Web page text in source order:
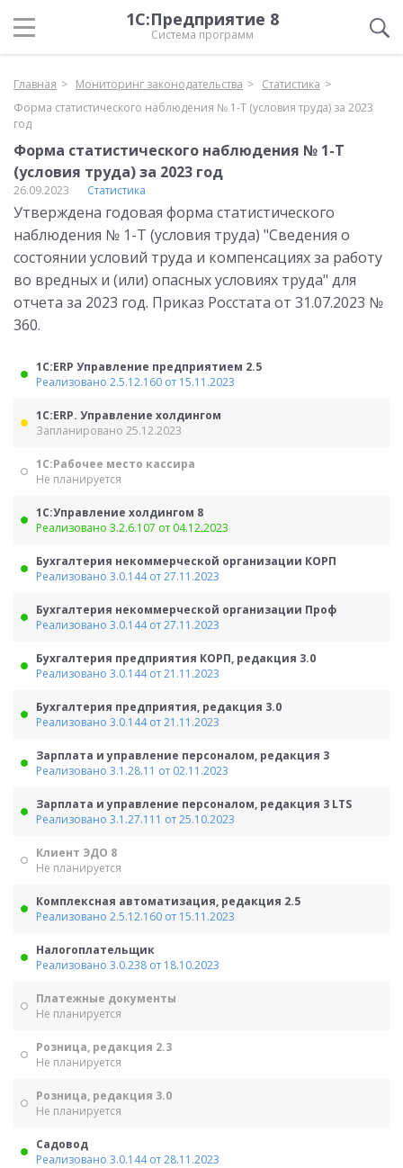
1С:Предприятие 8
Система программ
Главная Мониторинг законодательства
Статистика
Форма статистического наблюдения № 1-Т (условия труда) за 2023
год
Форма статистического наблюдения № 1-Т
(условия труда) за 2023 год
26.09.2023 Статистика
Утверждена годовая форма статистического
наблюдения № 1-Т (условия труда) "Сведения о
состоянии условий труда и компенсациях за работу
во вредных и (или) опасных условиях труда" для
отчета за 2023 год. Приказ Росстата от 31.07.2023 №
360.
1С:ERP Управление предприятием 2.5
Реализовано 2.5.12.160 от 15.11.2023
1С:ERP. Управление холдингом
Запланировано 25.12.2023
1С:Рабочее место кассира
Не планируется
1С:Управление холдингом 8
Реализовано 3.2.6.107 от 04.12.2023
Бухгалтерия некоммерческой организации КОРП
Реализовано 3.0.144 от 27.11.2023
Бухгалтерия некоммерческой организации Проф
Реализовано 3.0.144 от 27.11.2023
Бухгалтерия предприятия КОРП, редакция 3.0
Реализовано 3.0.144 от 21.11.2023
Бухгалтерия предприятия, редакция 3.0
Реализовано 3.0.144 от 21.11.2023
Зарплата и управление персоналом, редакция 3
Реализовано 3.1.28.11 от 02.11.2023
Зарплата и управление персоналом, редакция 3 LTS
Реализовано 3.1.27.111 от 25.10.2023
Клиент ЭДО 8
Не планируется
Комплексная автоматизация, редакция 2.5
Реализовано 2.5.12.160 от 15.11.2023
Налогоплательщик
Реализовано 3.0.238 от 18.10.2023
Платежные документы
Не планируется
Розница, редакция 2.3
Не планируется
Розница, редакция 3.0
Не планируется
Садовод
Реализовано 3.0.144 от 28.11.2023